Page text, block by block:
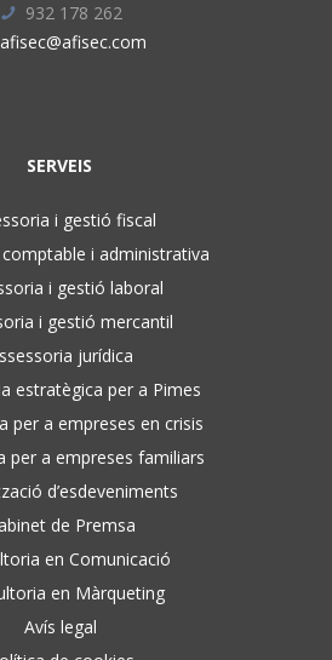
932 178 262
afisec@afisec.com
SERVEIS
i gestió fiscal
i administrativa
i gestió laboral
i gestió mercantil
jurídica
estratègica per a Pimes
per a empreses en crisis
per a empreses familiars
d’esdeveniments
de Premsa
en Comunicació
en Màrqueting
Avís legal